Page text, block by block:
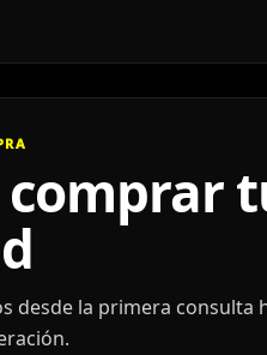
desde la primera consulta